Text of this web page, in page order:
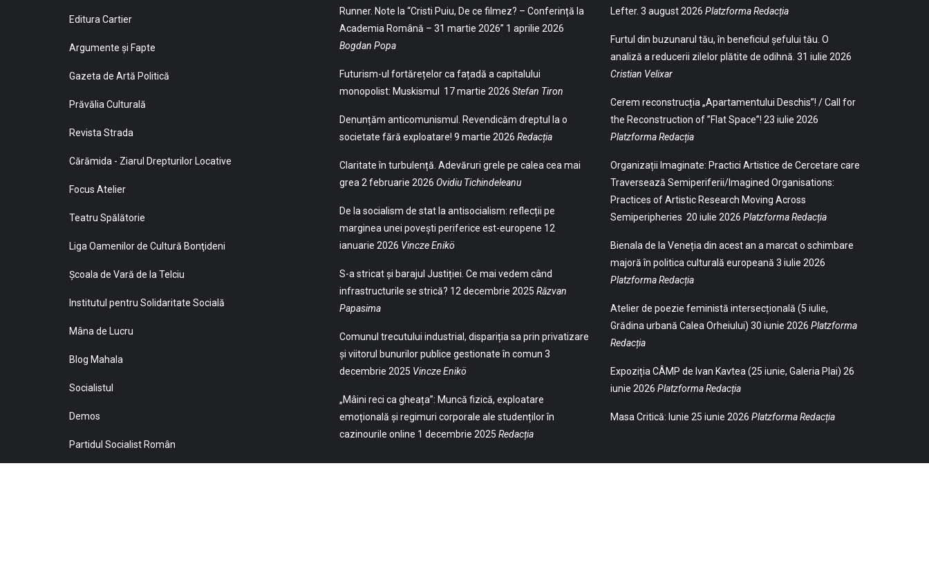
Editura Cartier
Argumente și Fapte
Gazeta de Artă Politică
Prăvălia Culturală
Revista Strada
Cărămida - Ziarul Drepturilor Locative
Focus Atelier
Teatru Spălătorie
Liga Oamenilor de Cultură Bonţideni
Şcoala de Vară de la Telciu
Institutul pentru Solidaritate Socială
Mâna de Lucru
Blog Mahala
Socialistul
Demos
Partidul Socialist Român
Runner. Note la “Cristi Puiu, De ce filmez? – Conferință la
Academia Română – 31 martie 2026” 1 aprilie 2026
Bogdan Popa
Futurism-ul fortărețelor ca fațadă a capitalului
monopolist: Muskismul 17 martie 2026 Stefan Tiron
Denunțăm anticomunismul. Revendicăm dreptul la o
societate fără exploatare! 9 martie 2026 Redacția
Claritate în turbulență. Adevăruri grele pe calea cea mai
grea 2 februarie 2026 Ovidiu Tichindeleanu
De la socialism de stat la antisocialism: reflecții pe
marginea unei povești periferice est-europene 12
ianuarie 2026 Vincze Enikö
S-a stricat și barajul Justiției. Ce mai vedem când
infrastructurile se strică? 12 decembrie 2025 Răzvan
Papasima
Comunul trecutului industrial, dispariția sa prin privatizare
și viitorul bunurilor publice gestionate în comun 3
decembrie 2025 Vincze Enikö
„Mâini reci ca gheața”: Muncă fizică, exploatare
emoțională și regimuri corporale ale studenților în
cazinourile online 1 decembrie 2025 Redacția
Lefter. 3 august 2026 Platzforma Redacția
Furtul din buzunarul tău, în beneficiul șefului tău. O
analiză a reducerii zilelor plătite de odihnă. 31 iulie 2026
Cristian Velixar
Cerem reconstrucția „Apartamentului Deschis”! / Call for
the Reconstruction of ”Flat Space”! 23 iulie 2026
Platzforma Redacția
Organizații Imaginate: Practici Artistice de Cercetare care
Traversează Semiperiferii/Imagined Organisations:
Practices of Artistic Research Moving Across
Semiperipheries 20 iulie 2026 Platzforma Redacția
Bienala de la Veneția din acest an a marcat o schimbare
majoră în politica culturală europeană 3 iulie 2026
Platzforma Redacția
Atelier de poezie feministă intersecțională (5 iulie,
Grădina urbană Calea Orheiului) 30 iunie 2026 Platzforma
Redacția
Expoziția CÂMP de Ivan Kavtea (25 iunie, Galeria Plai) 26
iunie 2026 Platzforma Redacția
Masa Critică: Iunie 25 iunie 2026 Platzforma Redacția